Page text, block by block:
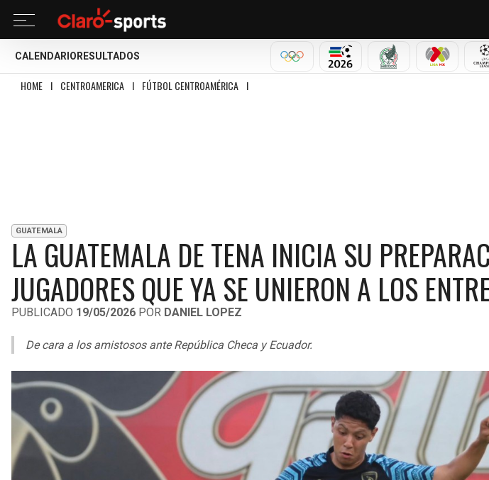
CALENDARIO RESULTADOS
OLÍMPICOSMUNDIAL 2026SELECCIÓNLIGA MX
HOME I CENTROAMERICA I FÚTBOL CENTROAMÉRICA I
GUATEMALA
LA GUATEMALA DE TENA INICIA SU
JUGADORES QUE YA SE UNIERON A LOS
PUBLICADO 19/05/2026 POR DANIEL LOPEZ
De cara a los amistosos ante República Checa y Ecuador.